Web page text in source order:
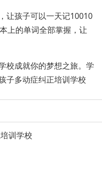
让孩子可以一天记10010
上的单词全部掌握，让
校成就你的梦想之旅。学
子多动症纠正培训学校
训学校